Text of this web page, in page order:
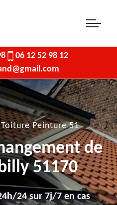
06 12 52 98 12
Peinture 51
de
51170
24 sur 7j/7 en cas